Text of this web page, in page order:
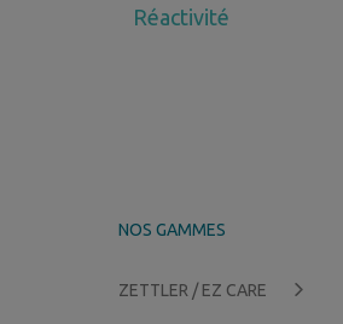
Réactivité
NOS GAMMES
ZETTLER / EZ CARE